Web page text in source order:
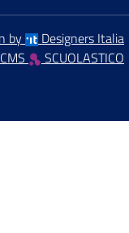
by
Designers Italia
SCUOLASTICO